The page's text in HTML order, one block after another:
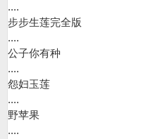
....
步步生莲完全版
....
公子你有种
....
怨妇玉莲
....
野苹果
....